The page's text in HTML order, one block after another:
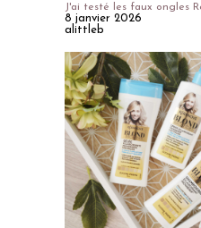
J'ai testé les faux ongles
8 janvier 2026
alittleb